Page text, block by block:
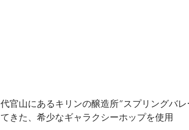
代官山にあるキリンの醸造所”スプリングバ
てきた、希少なギャラクシーホップを使用